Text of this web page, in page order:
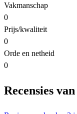
Vakmanschap
0
Prijs/kwaliteit
0
Orde en netheid
0
Recensies